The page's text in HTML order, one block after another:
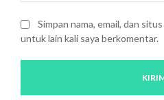
Simpan nama, email, dan
untuk lain kali saya berkomentar.